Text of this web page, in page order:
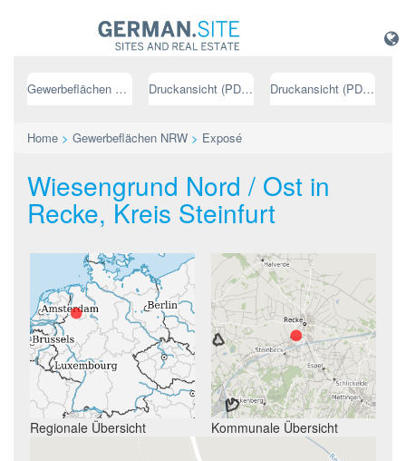
Gewerbeflächen NRW Druckansicht (PDF) // deutsch Druckansicht (PDF) // englisch
Home > Gewerbeflächen NRW > Exposé
Wiesengrund Nord / Ost in
Recke, Kreis Steinfurt
Regionale Übersicht Kommunale Übersicht